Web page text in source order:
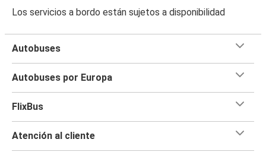
Los servicios a bordo están sujetos a disponibilidad
Autobuses
Autobuses por Europa
FlixBus
Atención al cliente